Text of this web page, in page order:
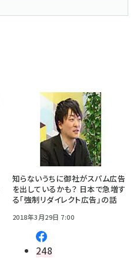
知らないうちに御社がスパム広告
を出しているかも？ 日本で急増す
る「強制リダイレクト広告」の話
2018年3月29日 7:00
248